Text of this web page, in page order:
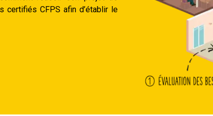
certifiés CFPS afin d’établir le